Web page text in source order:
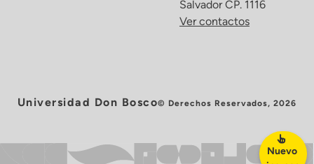
Nuevo
Salvador CP. 1116
Ver contactos
Universidad Don Bosco© Derechos Reservados, 2026